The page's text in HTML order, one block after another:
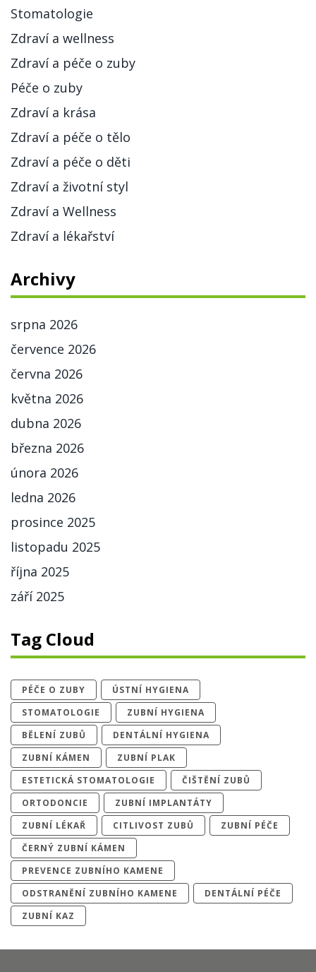
Stomatologie
Zdraví a wellness
Zdraví a péče o zuby
Péče o zuby
Zdraví a krása
Zdraví a péče o tělo
Zdraví a péče o děti
Zdraví a životní styl
Zdraví a Wellness
Zdraví a lékařství
Archivy
srpna 2026
července 2026
června 2026
května 2026
dubna 2026
března 2026
února 2026
ledna 2026
prosince 2025
listopadu 2025
října 2025
září 2025
Tag Cloud
PÉČE O ZUBY
ÚSTNÍ HYGIENA
STOMATOLOGIE
ZUBNÍ HYGIENA
BĚLENÍ ZUBŮ
DENTÁLNÍ HYGIENA
ZUBNÍ KÁMEN
ZUBNÍ PLAK
ESTETICKÁ STOMATOLOGIE
ČIŠTĚNÍ ZUBŮ
ORTODONCIE
ZUBNÍ IMPLANTÁTY
ZUBNÍ LÉKAŘ
CITLIVOST ZUBŮ
ZUBNÍ PÉČE
ČERNÝ ZUBNÍ KÁMEN
PREVENCE ZUBNÍHO KAMENE
ODSTRANĚNÍ ZUBNÍHO KAMENE
DENTÁLNÍ PÉČE
ZUBNÍ KAZ